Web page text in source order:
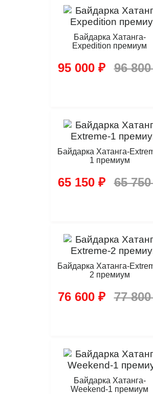
Байдарка Хатанга-
Expedition премиум
95 000 ₽ 96
Байдарка Хатанга-
1 премиум
65 150 ₽ 65
Байдарка Хатанга-
2 премиум
76 600 ₽ 77
Байдарка Хатанга-
Weekend-1 премиум